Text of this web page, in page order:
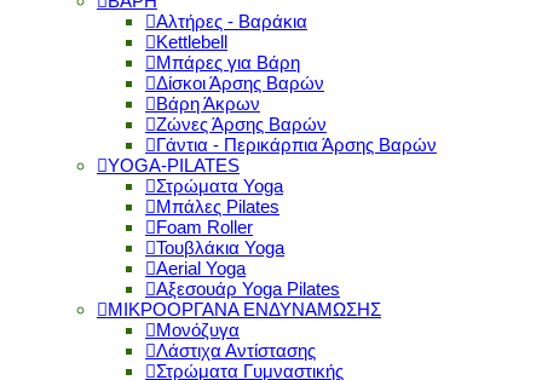
Αλτήρες - Βαράκια
Kettlebell
Μπάρες για Βάρη
Δίσκοι Άρσης Βαρών
Βάρη Άκρων
Ζώνες Άρσης Βαρών
Γάντια - Περικάρπια Άρσης Βαρών
YOGA-PILATES
Στρώματα Yoga
Μπάλες Pilates
Foam Roller
Τουβλάκια Yoga
Aerial Yoga
Αξεσουάρ Yoga Pilates
ΜΙΚΡΟΟΡΓΑΝΑ ΕΝΔΥΝΑΜΩΣΗΣ
Μονόζυγα
Λάστιχα Αντίστασης
Στρώματα Γυμναστικής